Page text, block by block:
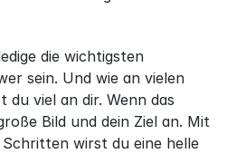
die wichtigsten
sein. Und wie an vielen
du viel an dir. Wenn das
Bild und dein Ziel an. Mit
wirst du eine helle